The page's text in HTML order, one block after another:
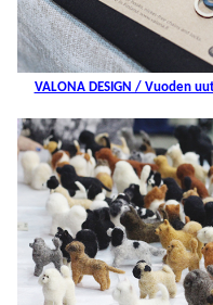
VALONA DESIGN / Vuoden